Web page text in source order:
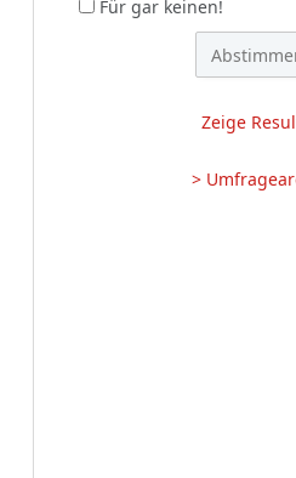
Für gar keinen!
Zeige
>